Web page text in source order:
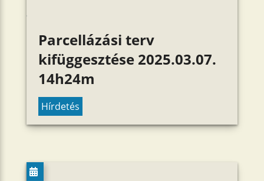
Parcellázási terv
kifüggesztése 2025.03.07.
14h24m
Hírdetés